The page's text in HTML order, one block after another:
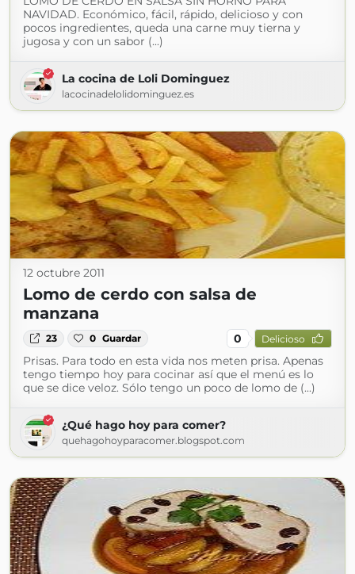
NAVIDAD. Económico, fácil, rápido, delicioso y con
pocos ingredientes, queda una carne muy tierna y
jugosa y con un sabor (...)
La cocina de Loli Dominguez
lacocinadelolidominguez.es
12 octubre 2011
Lomo de cerdo con salsa de
manzana
23 0 Guardar 0 Delicioso
Prisas. Para todo en esta vida nos meten prisa. Apenas
tengo tiempo hoy para cocinar así que el menú es lo
que se dice veloz. Sólo tengo un poco de lomo de (...)
¿Qué hago hoy para comer?
quehagohoyparacomer.blogspot.com